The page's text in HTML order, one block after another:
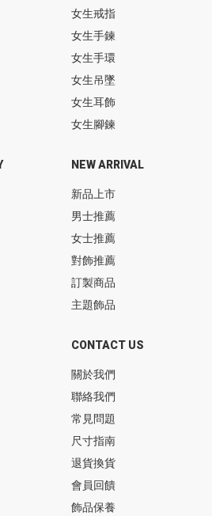
女生戒指
女生手鍊
女生手環
女生吊墜
女生耳飾
女生腳鍊
NEW ARRIVAL
新品上市
男士推薦
女士推薦
對飾推薦
訂製商品
主題飾品
CONTACT US
關於我們
聯絡我們
常見問題
尺寸指南
退貨換貨
會員回饋
飾品保養